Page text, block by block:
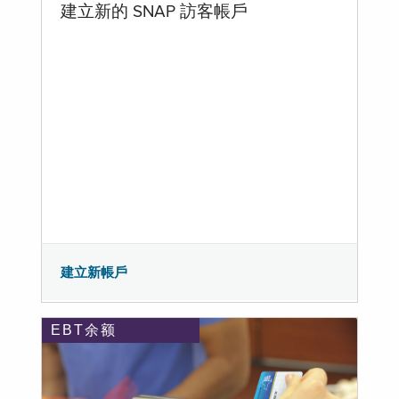
建立新的 SNAP 訪客帳戶
建立新帳戶
EBT余额